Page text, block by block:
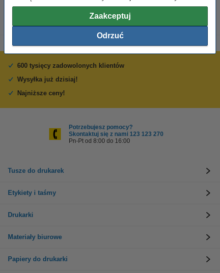
Zaakceptuj
Odrzuć
600 tysięcy zadowolonych klientów
Wysyłka już dzisiaj!
Najniższe ceny!
Potrzebujesz pomocy?
Skontaktuj się z nami 123 123 270
Pn-Pt od 8:00 do 16:00
Tusze do drukarek
Etykiety i taśmy
Drukarki
Materiały biurowe
Papiery do drukarki